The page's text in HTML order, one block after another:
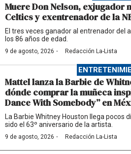
Muere Don Nelson, exjugador
Celtics y exentrenador de la
El tres veces ganador al entrenador del
los 86 años de edad.
9 de agosto, 2026 · Redacción La-Lista
Mattel lanza la Barbie de
dónde comprar la muñeca
Dance With Somebody” en
La Barbie Whitney Houston llega pocos
sido el 63º aniversario de la artista.
9 de agosto, 2026 · Redacción La-Lista